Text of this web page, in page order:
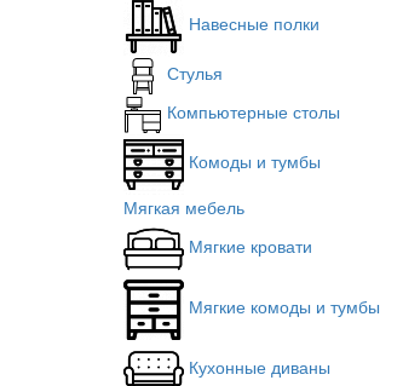
Навесные полки
Стулья
Компьютерные столы
Комоды и тумбы
Мягкая мебель
Мягкие кровати
Мягкие комоды и тумбы
Кухонные диваны